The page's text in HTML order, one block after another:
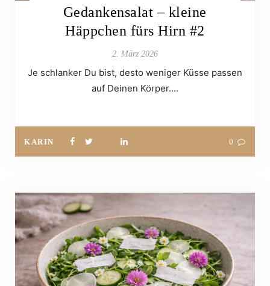
Gedankensalat – kleine
Häppchen fürs Hirn #2
2. März 2026
Je schlanker Du bist, desto weniger Küsse passen
auf Deinen Körper.…
KARIN 0